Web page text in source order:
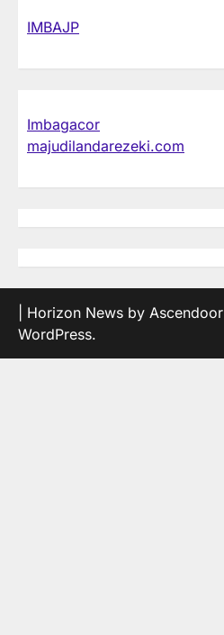
IMBAJP
Imbagacor
majudilandarezeki.com
| Horizon News by Ascendoor
WordPress.